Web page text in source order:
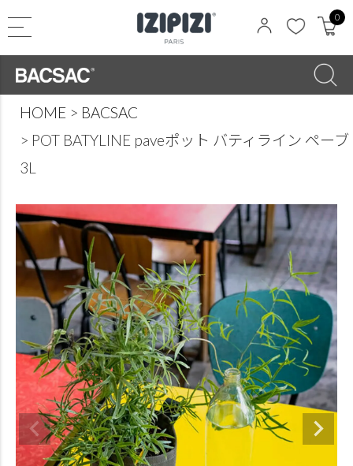
0
HOME
BACSAC
POT BATYLINE paveポット バティライン ペーブ
3L